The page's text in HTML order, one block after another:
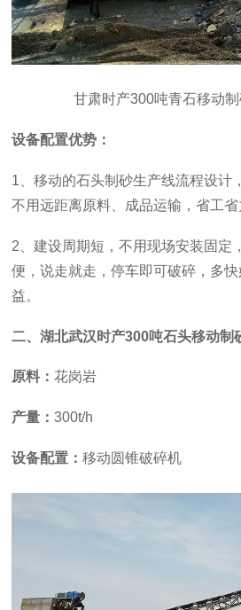
甘肃时产300吨青石移动
设备配置优势：
1、移动的石头制砂生产线流程设计
不用远距离原料、成品运输，省工省
2、建设周期短，不用现场安装固定
便，说走就走，停车即可破碎，多
益。
二、湖北武汉时产300吨石头移动制
原料：花岗岩
产量：300t/h
设备配置：移动圆锥破碎机